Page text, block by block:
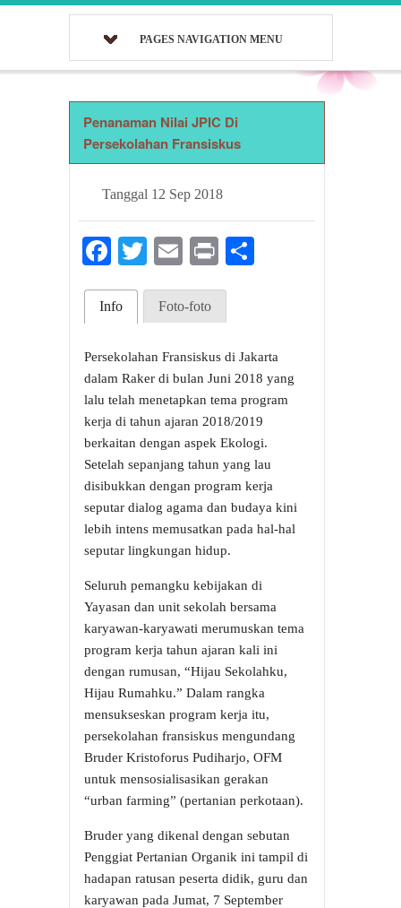
PAGES NAVIGATION MENU
Penanaman Nilai JPIC Di
Persekolahan Fransiskus
Tanggal 12 Sep 2018
Facebook
TwitterEmail
Print
Info Foto-foto
Persekolahan Fransiskus di Jakarta
dalam Raker di bulan Juni 2018 yang
lalu telah menetapkan tema program
kerja di tahun ajaran 2018/2019
berkaitan dengan aspek Ekologi.
Setelah sepanjang tahun yang lau
disibukkan dengan program kerja
seputar dialog agama dan budaya kini
lebih intens memusatkan pada hal-hal
seputar lingkungan hidup.
Seluruh pemangku kebijakan di
Yayasan dan unit sekolah bersama
karyawan-karyawati merumuskan tema
program kerja tahun ajaran kali ini
dengan rumusan, “Hijau Sekolahku,
Hijau Rumahku.” Dalam rangka
mensukseskan program kerja itu,
persekolahan fransiskus mengundang
Bruder Kristoforus Pudiharjo, OFM
untuk mensosialisasikan gerakan
“urban farming” (pertanian perkotaan).
Bruder yang dikenal dengan sebutan
Penggiat Pertanian Organik ini tampil di
hadapan ratusan peserta didik, guru dan
karyawan pada Jumat, 7 September